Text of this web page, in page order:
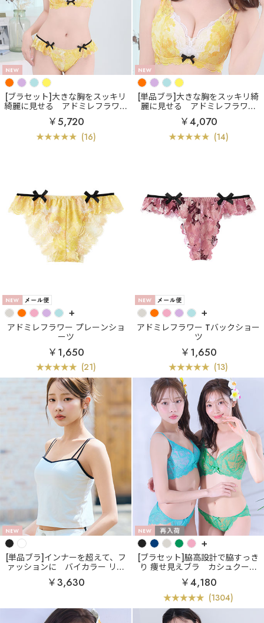
[ブラセット]大きな胸をスッキリ
綺麗に見せる
アドミレフラワー
カシュクールレース脇高ブラ(R)
ブラジャー&ショーツ (FGHカッ
プ)
￥5,720
(16)
[単品ブラ]大きな胸をスッキリ綺
麗に見せる
アドミレフラワー
カシュクールレース脇高ブラ(R)
単品ブラジャー (FGHカップ)
￥4,070
(14)
+
アドミレフラワー プレーンショ
ーツ
￥1,650
(21)
+
アドミレフラワー Tバックショー
ツ
￥1,650
(13)
[単品ブラ]インナーを超えて、フ
ァッションに
バイカラー リッ
チバスト ブラトップ (ワイヤー入
り)
￥3,630
+
[ブラセット]脇高設計で脇すっき
り 痩せ見えブラ
カシュクール
レース脇高ブラ(R) ブラジャー&
ショーツ
￥4,180
(1304)